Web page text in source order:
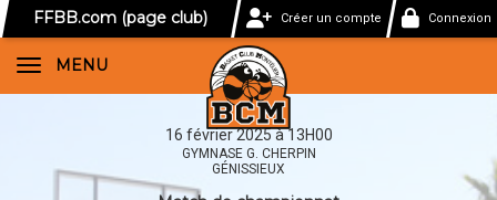
FFBB.com (page club) Créer un compte Connexion
MENU
16 février 2025 à 13H00
GYMNASE G. CHERPIN
GÉNISSIEUX
Panneau de gestion des cookies